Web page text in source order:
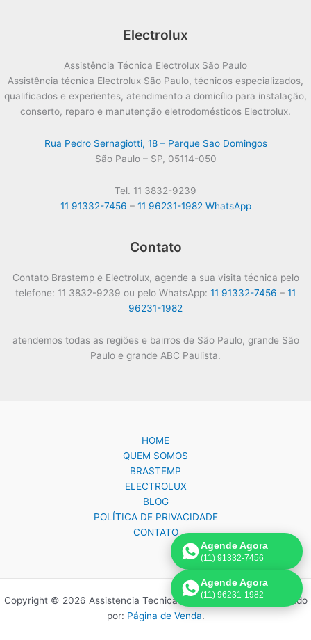
Electrolux
Assistência Técnica Electrolux São Paulo
Assistência técnica Electrolux São Paulo, técnicos especializados,
qualificados e experientes, atendimento a domicílio para instalação,
conserto, reparo e manutenção eletrodomésticos Electrolux.
Rua Pedro Sernagiotti, 18 – Parque Sao Domingos
São Paulo – SP, 05114-050
Tel. 11 3832-9239
11 91332-7456 – 11 96231-1982 WhatsApp
Contato
Contato Brastemp e Electrolux, agende a sua visita técnica pelo
telefone: 11 3832-9239 ou pelo WhatsApp: 11 91332-7456 – 11
96231-1982
atendemos todas as regiões e bairros de São Paulo, grande São
Paulo e grande ABC Paulista.
HOME
QUEM SOMOS
BRASTEMP
ELECTROLUX
BLOG
POLÍTICA DE PRIVACIDADE
CONTATO
Copyright © 2026 Assistencia Tecnica Brastemp Electrolux | Criado
por: Página de Venda.
Agende Agora
(11) 91332-7456
Agende Agora
(11) 96231-1982